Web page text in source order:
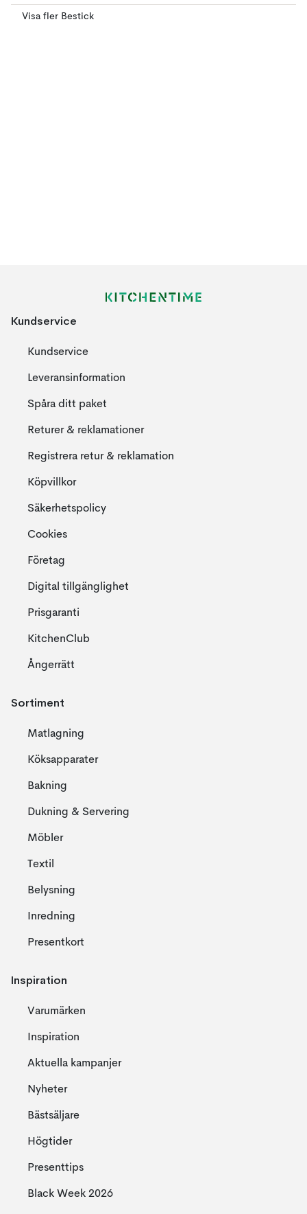
Visa fler Bestick
Kundservice
Kundservice
Leveransinformation
Spåra ditt paket
Returer & reklamationer
Registrera retur & reklamation
Köpvillkor
Säkerhetspolicy
Cookies
Företag
Digital tillgänglighet
Prisgaranti
KitchenClub
Ångerrätt
Sortiment
Matlagning
Köksapparater
Bakning
Dukning & Servering
Möbler
Textil
Belysning
Inredning
Presentkort
Inspiration
Varumärken
Inspiration
Aktuella kampanjer
Nyheter
Bästsäljare
Högtider
Presenttips
Black Week 2026